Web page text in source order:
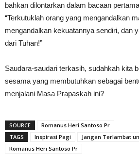
bahkan dilontarkan dalam bacaan
“Terkutuklah orang yang mengandalkan
mengandalkan kekuatannya sendiri, dan
dari Tuhan!”
Saudara-saudari terkasih, sudahkah kita
sesama yang membutuhkan sebagai
menjalani Masa Prapaskah ini?
SOURCE
Romanus Heri Santoso Pr
TAGS
Inspirasi Pagi
Jangan Terlambat
Romanus Heri Santoso Pr